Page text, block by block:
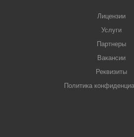
Лицензии
Услуги
Партнеры
Вакансии
Реквизиты
Политика